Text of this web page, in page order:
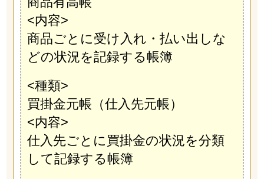
<内容>
商品ごとに受け入れ・払い出しな
どの状況を記録する帳簿
<種類>
買掛金元帳（仕入先元帳）
<内容>
仕入先ごとに買掛金の状況を分類
して記録する帳簿